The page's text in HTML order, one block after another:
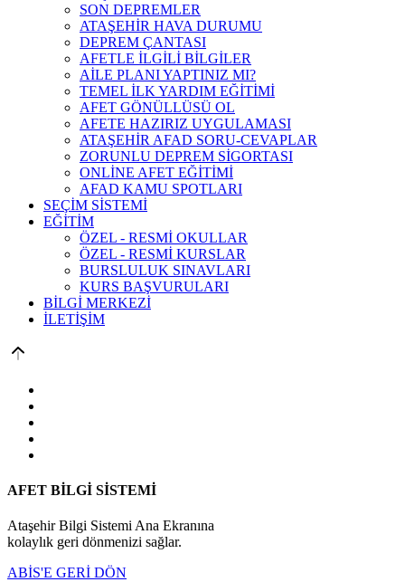
SON DEPREMLER
ATAŞEHİR HAVA DURUMU
DEPREM ÇANTASI
AFETLE İLGİLİ BİLGİLER
AİLE PLANI YAPTINIZ MI?
TEMEL İLK YARDIM EĞİTİMİ
AFET GÖNÜLLÜSÜ OL
AFETE HAZIRIZ UYGULAMASI
ATAŞEHİR AFAD SORU-CEVAPLAR
ZORUNLU DEPREM SİGORTASI
ONLİNE AFET EĞİTİMİ
AFAD KAMU SPOTLARI
SEÇİM SİSTEMİ
EĞİTİM
ÖZEL - RESMİ OKULLAR
ÖZEL - RESMİ KURSLAR
BURSLULUK SINAVLARI
KURS BAŞVURULARI
BİLGİ MERKEZİ
İLETİŞİM
AFET BİLGİ SİSTEMİ
Ataşehir Bilgi Sistemi Ana Ekranına
kolaylık geri dönmenizi sağlar.
ABİS'E GERİ DÖN